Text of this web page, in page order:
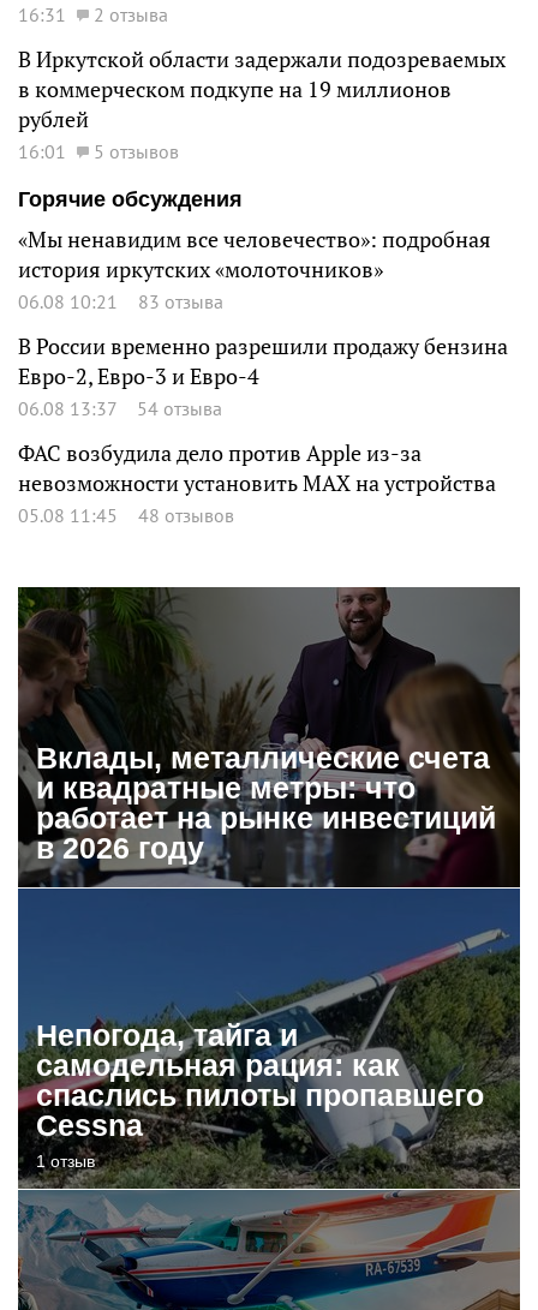
16:31 2 отзыва
В Иркутской области задержали подозреваемых
в коммерческом подкупе на 19 миллионов
рублей
16:01
5 отзывов
Горячие обсуждения
«Мы ненавидим все человечество»: подробная
история иркутских «молоточников»
06.08 10:21 83 отзыва
В России временно разрешили продажу бензина
Евро-2, Евро-3 и Евро-4
06.08 13:37 54 отзыва
ФАС возбудила дело против Apple из-за
невозможности установить MAX на устройства
05.08 11:45 48 отзывов
Вклады, металлические счета
и квадратные метры: что
работает на рынке инвестиций
в 2026 году
Непогода, тайга и
самодельная рация: как
спаслись пилоты пропавшего
Cessna
1 отзыв